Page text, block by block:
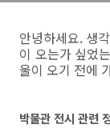
안녕하세요. 생
이 오는가 싶었
울이 오기 전에
박물관 전시 관련